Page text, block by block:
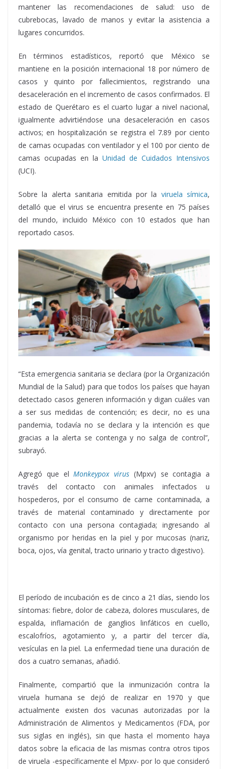
mantener las recomendaciones de salud: uso de
cubrebocas, lavado de manos y evitar la asistencia a
lugares concurridos.
En términos estadísticos, reportó que México se
mantiene en la posición internacional 18 por número de
casos y quinto por fallecimientos, registrando una
desaceleración en el incremento de casos confirmados. El
estado de Querétaro es el cuarto lugar a nivel nacional,
igualmente advirtiéndose una desaceleración en casos
activos; en hospitalización se registra el 7.89 por ciento
de camas ocupadas con ventilador y el 100 por ciento de
camas ocupadas en la Unidad de Cuidados Intensivos
(UCI).
Sobre la alerta sanitaria emitida por la viruela símica,
detalló que el virus se encuentra presente en 75 países
del mundo, incluido México con 10 estados que han
reportado casos.
“Esta emergencia sanitaria se declara (por la Organización
Mundial de la Salud) para que todos los países que hayan
detectado casos generen información y digan cuáles van
a ser sus medidas de contención; es decir, no es una
pandemia, todavía no se declara y la intención es que
gracias a la alerta se contenga y no salga de control”,
subrayó.
Agregó que elMonkeypox virus (Mpxv) se contagia a
través del contacto con animales infectados u
hospederos, por el consumo de carne contaminada, a
través de material contaminado y directamente por
contacto con una persona contagiada; ingresando al
organismo por heridas en la piel y por mucosas (nariz,
boca, ojos, vía genital, tracto urinario y tracto digestivo).
El período de incubación es de cinco a 21 días, siendo los
síntomas: fiebre, dolor de cabeza, dolores musculares, de
espalda, inflamación de ganglios linfáticos en cuello,
escalofríos, agotamiento y, a partir del tercer día,
vesículas en la piel. La enfermedad tiene una duración de
dos a cuatro semanas, añadió.
Finalmente, compartió que la inmunización contra la
viruela humana se dejó de realizar en 1970 y que
actualmente existen dos vacunas autorizadas por la
Administración de Alimentos y Medicamentos (FDA, por
sus siglas en inglés), sin que hasta el momento haya
datos sobre la eficacia de las mismas contra otros tipos
de viruela -específicamente el Mpxv- por lo que consideró